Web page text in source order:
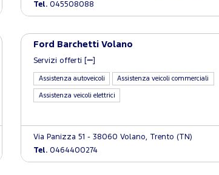
Tel. 045508088
Ford Barchetti Volano
Servizi offerti [
Assistenza autoveicoli Assistenza veicoli commerciali
Assistenza veicoli elettrici
Via Panizza 51 - 38060 Volano, Trento (TN)
Tel. 0464400274